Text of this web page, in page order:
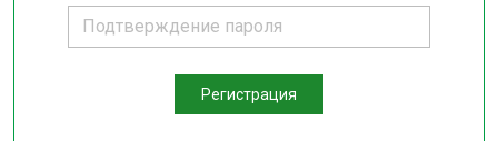
Регистрация